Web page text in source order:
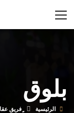
بلوق
الرئيسية